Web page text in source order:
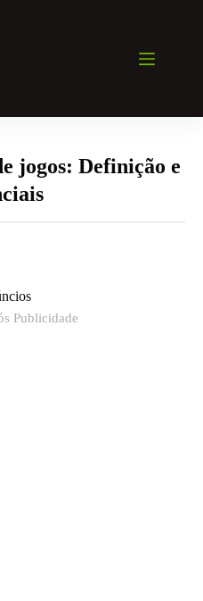
jogos: Definição e
Publicidade